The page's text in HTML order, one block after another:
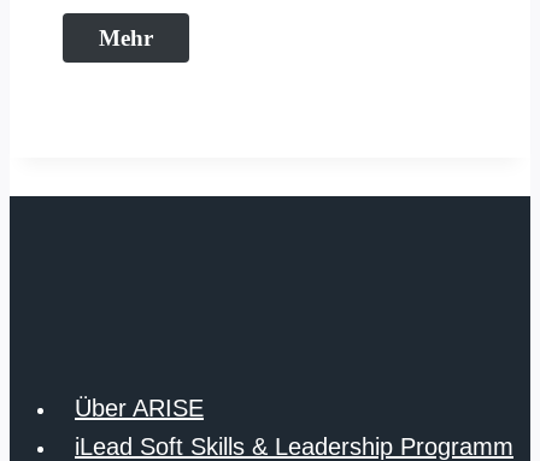
Mehr
Über ARISE
iLead Soft Skills & Leadership Programm